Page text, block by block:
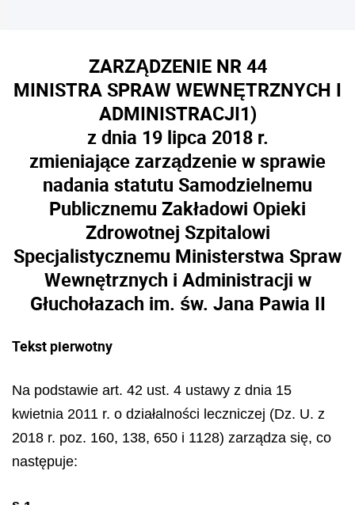
ZARZĄDZENIE NR 44
MINISTRA SPRAW WEWNĘTRZNYCH I
ADMINISTRACJI1)
z dnia 19 lipca 2018 r.
zmieniające zarządzenie w sprawie
nadania statutu Samodzielnemu
Publicznemu Zakładowi Opieki
Zdrowotnej Szpitalowi
Specjalistycznemu Ministerstwa Spraw
Wewnętrznych i Administracji w
Głuchołazach im. św. Jana Pawia II
Tekst pierwotny
Na podstawie art. 42 ust. 4 ustawy z dnia 15
kwietnia 2011 r. o działalności leczniczej (Dz. U. z
2018 r. poz. 160, 138, 650 i 1128) zarządza się, co
następuje: